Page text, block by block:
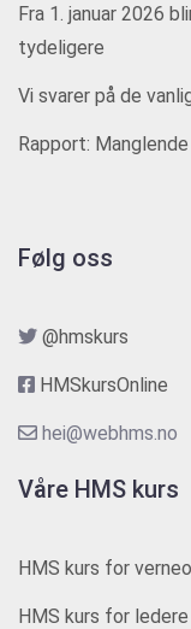
Fra 1. januar 2026
tydeligere
Vi svarer på de
Rapport:
Følg oss
@hmskurs
HMSkursOnline
hei@webhms.no
Våre HMS kurs
HMS kurs for
HMS kurs for ledere